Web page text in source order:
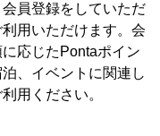
員登録をしていただ
用いただけます。会
応じたPontaポイン
、イベントに関連し
用ください。